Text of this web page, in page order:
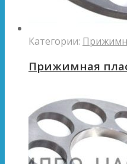
Категории:
Прижимная